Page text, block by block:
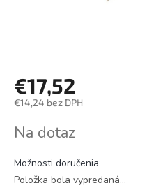
€17,52
€14,24 bez DPH
cena:
Na dotaz
Možnosti doručenia
Položka bola vypredaná…